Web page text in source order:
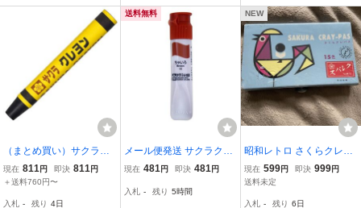
（まとめ買い）サクラク
レパス クレヨン 太巻 単
色 くろ LYバラ#49 〔10
現在 811円 即決 811円
＋送料760円〜
入札 - 残り 4日
送料無料
メール便発送 サクラクレ
パス マット水彩12mlポリ
チャイロ 00821880
現在 481円 即決 481円
入札 - 残り 5時間
NEW
昭和レトロ さくらクレパ
ス 15色 未使用箱入 ク
レパス本舗(株)櫻商会 昭
現在 599円 即決 999円
送料未定
入札 - 残り 6日